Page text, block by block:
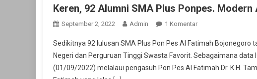
Keren, 92 Alumni SMA Plus Ponpes.
September 2, 2022 Admin 1 KomentarPada
92
Alumni
SMA
Sedikitnya 92 lulusan SMA Plus Pon Pes Al Fatimah
Negeri dan Perguruan Tinggi Swasta Favorit. Sebagaimana
(01/09/2022) melalaui pengasuh Pon Pes Al Fatimah Dr. K.H.